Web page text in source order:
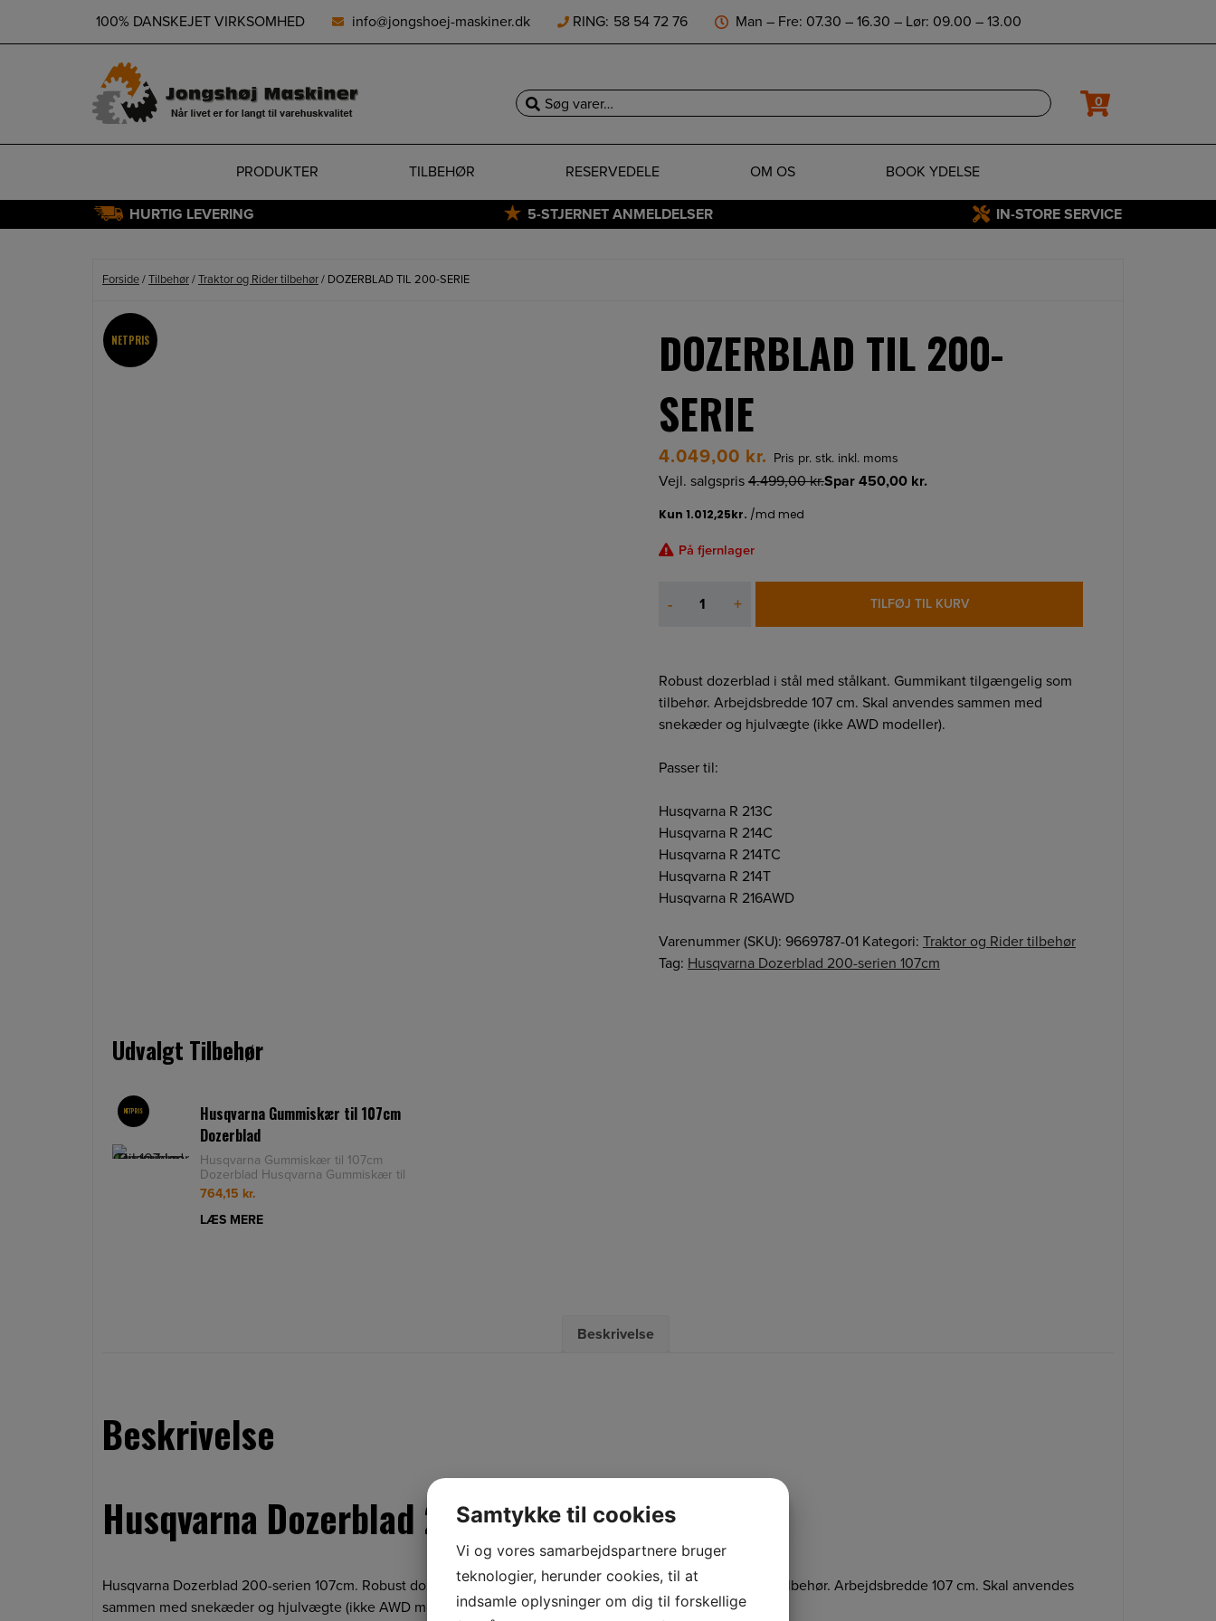
100% DANSKEJET VIRKSOMHED info@jongshoej-maskiner.dk RING: 58 54 72 76 Man – Fre: 07.30 – 16.30 – Lør: 09.00 – 13.00
0
Søg
PRODUKTER TILBEHØR RESERVEDELE OM OS BOOK YDELSE
HURTIG LEVERING 5-STJERNET ANMELDELSER IN-STORE SERVICE
Forside/Tilbehør/Traktor og Rider tilbehør/ DOZERBLAD TIL 200-SERIE
NETPRIS
DOZERBLAD TIL 200-
SERIE
4.049,00 kr. Pris pr. stk. inkl. moms
Vejl. salgspris 4.499,00kr.Spar 450,00 kr.
På fjernlager
-
TIL
antal
+ TILFØJ TIL KURV
Robust dozerblad i stål med stålkant. Gummikant tilgængelig som
tilbehør. Arbejdsbredde 107 cm. Skal anvendes sammen med
snekæder og hjulvægte (ikke AWD modeller).
Passer til:
Husqvarna R 213C
Husqvarna R 214C
Husqvarna R 214TC
Husqvarna R 214T
Husqvarna R 216AWD
Varenummer (SKU): 9669787-01 Kategori: Traktor og Rider tilbehør
Tag: Husqvarna Dozerblad 200-serien 107cm
Udvalgt Tilbehør
NETPRIS
Husqvarna Gummiskær til 107cm
Dozerblad
Husqvarna Gummiskær til 107cm
Dozerblad Husqvarna Gummiskær til
107cm Dozerblad. Kraftig sneskraber
764,15 kr.
LÆS MERE
Beskrivelse
Beskrivelse
Husqvarna Dozerblad 200-serien 107cm
Husqvarna Dozerblad 200-serien 107cm. Robust dozerblad i stål med stålkant. Gummikant tilgængelig som tilbehør. Arbejdsbredde 107 cm. Skal anvendes
sammen med snekæder og hjulvægte (ikke AWD modeller).
Samtykke til cookies
Vi og vores samarbejdspartnere bruger
teknologier, herunder cookies, til at
indsamle oplysninger om dig til forskellige